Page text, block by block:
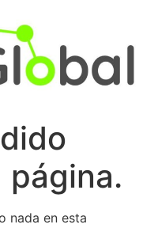
página.
nada en esta